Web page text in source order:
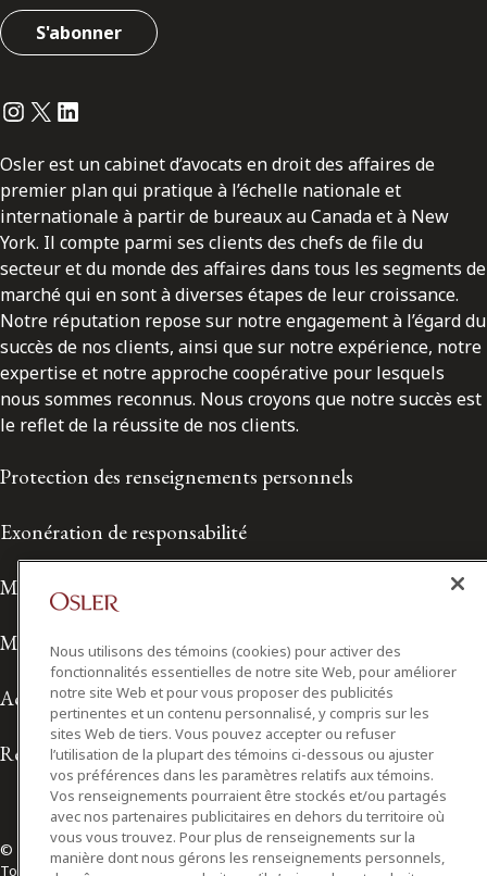
S'abonner
Instagram
Twitter
LinkedIn
Osler est un cabinet d’avocats en droit des affaires de
premier plan qui pratique à l’échelle nationale et
internationale à partir de bureaux au Canada et à New
York. Il compte parmi ses clients des chefs de file du
secteur et du monde des affaires dans tous les segments de
marché qui en sont à diverses étapes de leur croissance.
Notre réputation repose sur notre engagement à l’égard du
succès de nos clients, ainsi que sur notre expérience, notre
expertise et notre approche coopérative pour lesquels
nous sommes reconnus. Nous croyons que notre succès est
le reflet de la réussite de nos clients.
Protection des renseignements personnels
Exonération de responsabilité
Modalités de prestation de services
Modalités d'utilisation
Accessibilité
Relations avec les médias
© 2026 Osler, Hoskin & Harcourt S.E.N.C.R.L./s.r.l.
Tous droits réservés
Nous utilisons des témoins (cookies) pour activer des
fonctionnalités essentielles de notre site Web, pour améliorer
notre site Web et pour vous proposer des publicités
pertinentes et un contenu personnalisé, y compris sur les
sites Web de tiers. Vous pouvez accepter ou refuser
l’utilisation de la plupart des témoins ci-dessous ou ajuster
vos préférences dans les paramètres relatifs aux témoins.
Vos renseignements pourraient être stockés et/ou partagés
avec nos partenaires publicitaires en dehors du territoire où
vous vous trouvez. Pour plus de renseignements sur la
manière dont nous gérons les renseignements personnels,